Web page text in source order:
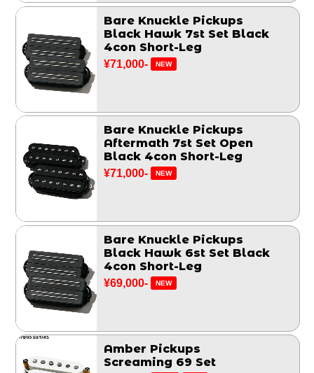
Bare Knuckle Pickups
Black Hawk 7st Set Black
4con Short-Leg
¥71,000- NEW
Bare Knuckle Pickups
Aftermath 7st Set Open
Black 4con Short-Leg
¥71,000- NEW
Bare Knuckle Pickups
Black Hawk 6st Set Black
4con Short-Leg
¥69,000- NEW
Amber Pickups
Screaming 69 Set